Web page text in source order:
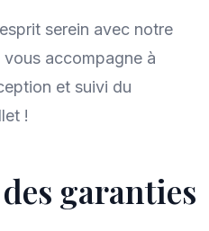
serein avec notre
accompagne à
et suivi du
!
garanties